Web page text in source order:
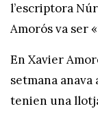
l’escriptora
Amorós va ser
En Xavier
setmana anava
tenien una